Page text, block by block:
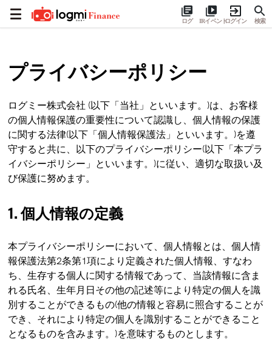
ログ IRイベントログイン 検索
プライバシーポリシー
ログミー株式会社 (以下「当社」といいます。)は、お客様
の個人情報保護の重要性について認識し、個人情報の保護
に関する法律(以下「個人情報保護法」といいます。)を遵
守すると共に、以下のプライバシーポリシー(以下「本プラ
イバシーポリシー」といいます。)に従い、適切な取扱い及
び保護に努めます。
1. 個人情報の定義
本プライバシーポリシーにおいて、個人情報とは、個人情
報保護法第2条第1項により定義された個人情報、すなわ
ち、生存する個人に関する情報であって、当該情報に含ま
れる氏名、生年月日その他の記述等により特定の個人を識
別することができるもの(他の情報と容易に照合することが
でき、それにより特定の個人を識別することができること
となるものを含みます。)を意味するものとします。